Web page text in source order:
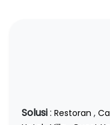
Solusi: Restoran ,